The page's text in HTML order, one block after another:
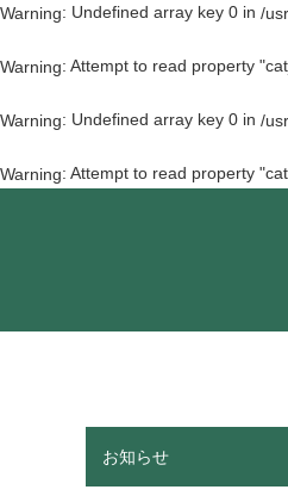
Warning: Undefined array key 0 in /
Warning: Attempt to read property
Warning: Undefined array key 0 in /
Warning: Attempt to read property
お知らせ